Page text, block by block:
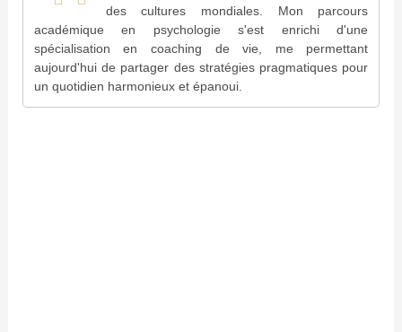
des cultures mondiales. Mon parcours
académique en psychologie s'est enrichi d'une
spécialisation en coaching de vie, me permettant
aujourd'hui de partager des stratégies pragmatiques pour
un quotidien harmonieux et épanoui.